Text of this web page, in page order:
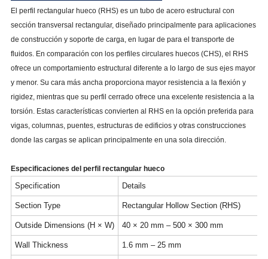
El perfil rectangular hueco (RHS) es un tubo de acero estructural con
sección transversal rectangular, diseñado principalmente para aplicaciones
de construcción y soporte de carga, en lugar de para el transporte de
fluidos. En comparación con los perfiles circulares huecos (CHS), el RHS
ofrece un comportamiento estructural diferente a lo largo de sus ejes mayor
y menor. Su cara más ancha proporciona mayor resistencia a la flexión y
rigidez, mientras que su perfil cerrado ofrece una excelente resistencia a la
torsión. Estas características convierten al RHS en la opción preferida para
vigas, columnas, puentes, estructuras de edificios y otras construcciones
donde las cargas se aplican principalmente en una sola dirección.
Especificaciones del perfil rectangular hueco
Specification Details
Section Type Rectangular Hollow Section (RHS)
Outside Dimensions (H × W) 40 × 20 mm – 500 × 300 mm
Wall Thickness 1.6 mm – 25 mm